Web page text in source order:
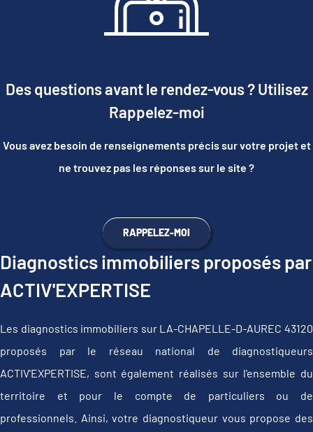
Des questions avant le rendez-vous ? Utilisez
Rappelez-moi
Vous avez besoin de renseignements précis sur votre projet et
ne trouvez pas les réponses sur le site ?
RAPPELEZ-MOI
Diagnostics immobiliers proposés par
ACTIV'EXPERTISE
Les diagnostics immobiliers sur LA-CHAPELLE-D-AUREC 43120
proposés par le réseau national de diagnostiqueurs
ACTIV'EXPERTISE, sont également réalisés sur l'ensemble du
territoire et pour le compte de particuliers ou de
professionnels. Ainsi, votre diagnostiqueur vous propose des